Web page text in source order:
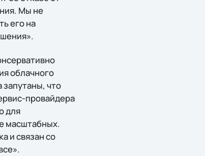
Мы не
его на
облачного
что
провайдера
для
масштабных.
и связан со